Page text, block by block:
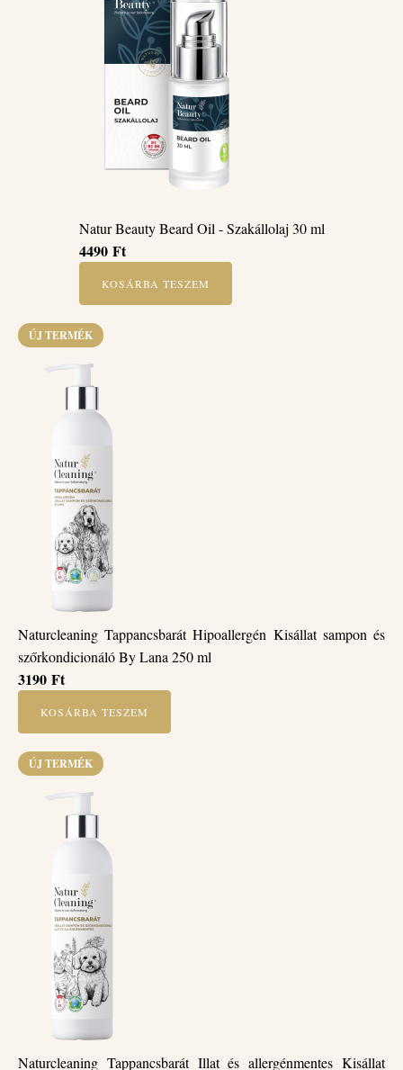
Natur Beauty Beard Oil - Szakállolaj 30 ml
4490 Ft
KOSÁRBA TESZEM
ÚJ TERMÉK
Naturcleaning Tappancsbarát Hipoallergén Kisállat sampon és
szőrkondicionáló By Lana 250 ml
3190 Ft
KOSÁRBA TESZEM
ÚJ TERMÉK
Naturcleaning Tappancsbarát Illat és allergénmentes Kisállat